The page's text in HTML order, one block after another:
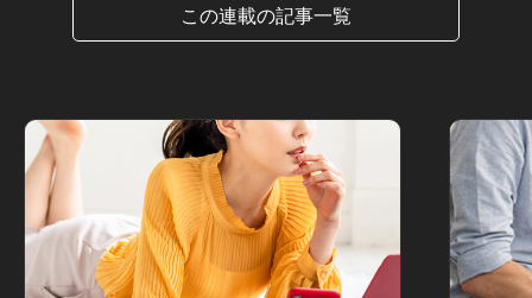
この連載の記事一覧